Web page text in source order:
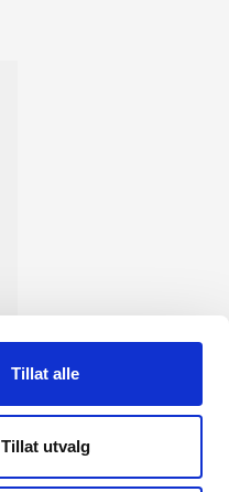
Tillat alle
Tillat utvalg